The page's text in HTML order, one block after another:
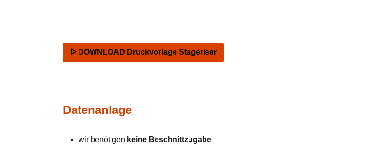
ᐅ DOWNLOAD Druckvorlage Stageriser
Datenanlage
wir benötigen keine Beschnittzugabe